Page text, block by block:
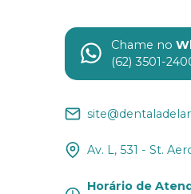
Chame no
(62) 3501-
Av. L, 531 - St.
Horário de